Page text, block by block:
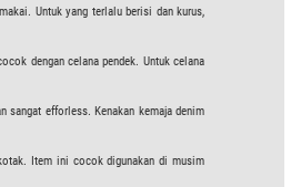
Untuk yang terlalu berisi dan kurus,
dengan celana pendek. Untuk celana
sangat efforless. Kenakan kemaja denim
Item ini cocok digunakan di musim